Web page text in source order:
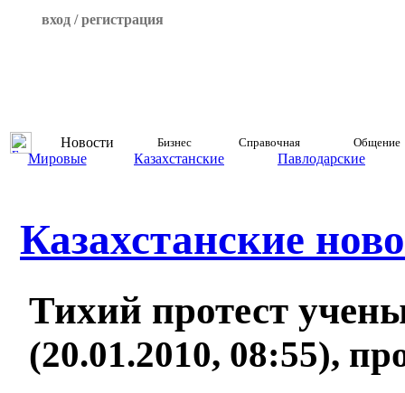
вход / регистрация
Новости Бизнес Справочная Общение
Мировые Казахстанские Павлодарские
Казахстанские
Тихий протест
(20.01.2010, 08:55),